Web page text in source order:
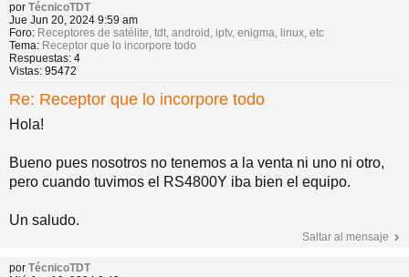
por TécnicoTDT
Jue Jun 20, 2024 9:59 am
Foro: Receptores de satélite, tdt, android, iptv, enigma, linux, etc
Tema: Receptor que lo incorpore todo
Respuestas: 4
Vistas: 95472
Re: Receptor que lo incorpore todo
Hola!
Bueno pues nosotros no tenemos a la venta ni uno ni otro,
pero cuando tuvimos el RS4800Y iba bien el equipo.
Un saludo.
Saltar al mensaje
por TécnicoTDT